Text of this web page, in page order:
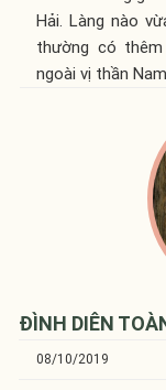
Hải. Làng nào
thường có
ngoài vị thần
ĐÌNH DIÊN
08/10/2019